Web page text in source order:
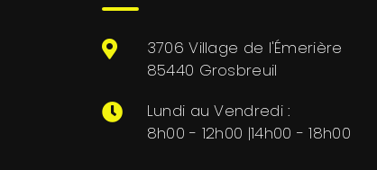
3706 Village de l'Émerière
85440 Grosbreuil
Lundi au Vendredi :
8h00 - 12h00 |14h00 - 18h00